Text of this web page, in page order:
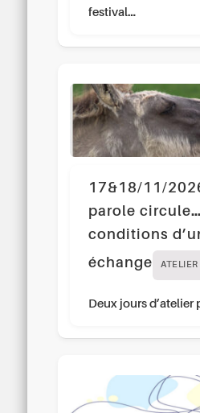
festival…
17&18/11/
parole
conditions
échange
ATELIER
Deux jours d’atelier